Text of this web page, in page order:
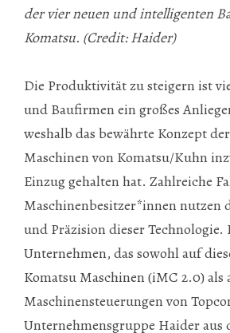
der vier neuen und intelligenten
Komatsu. (Credit: Haider)
Die Produktivität zu steigern ist
und Baufirmen ein großes
weshalb das bewährte Konzept
Maschinen von Komatsu/Kuhn
Einzug gehalten hat. Zahlreiche
Maschinenbesitzer*innen nutzen
und Präzision dieser Technologie.
Unternehmen, das sowohl auf
Komatsu Maschinen (iMC 2.0) als
Maschinensteuerungen von
Unternehmensgruppe Haider aus